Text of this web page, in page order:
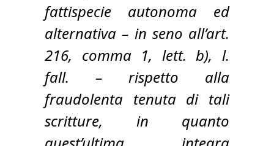
fattispecie autonoma ed
alternativa – in seno all’art.
216, comma 1, lett. b), l.
fall. – rispetto alla
fraudolenta tenuta di tali
scritture, in quanto